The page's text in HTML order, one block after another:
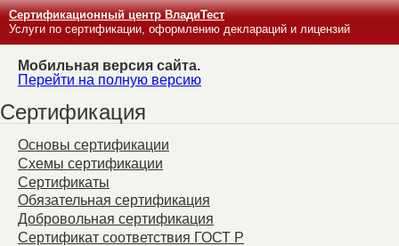
Сертификационный центр ВладиТест
Услуги по сертификации, оформлению деклараций и лицензий
Мобильная версия сайта.
Перейти на полную версию
Сертификация
Основы сертификации
Схемы сертификации
Сертификаты
Обязательная сертификация
Добровольная сертификация
Сертификат соответствия ГОСТ Р